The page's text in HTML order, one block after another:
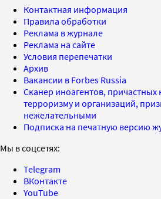
Контактная информация
Правила обработки
Реклама в журнале
Реклама на сайте
Условия перепечатки
Архив
Вакансии в Forbes Russia
Сканер иноагентов, причастных
терроризму и организаций,
нежелательными
Подписка на печатную версию
Мы в соцсетях:
Telegram
ВКонтакте
YouTube